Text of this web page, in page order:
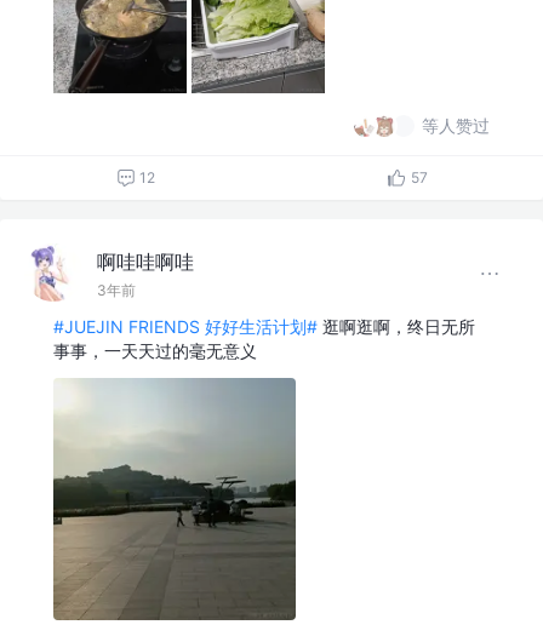
等人赞过
12 57
啊哇哇啊哇
3年前
#JUEJIN FRIENDS 好好生活计划# 逛啊逛啊，终日无所
事事，一天天过的毫无意义